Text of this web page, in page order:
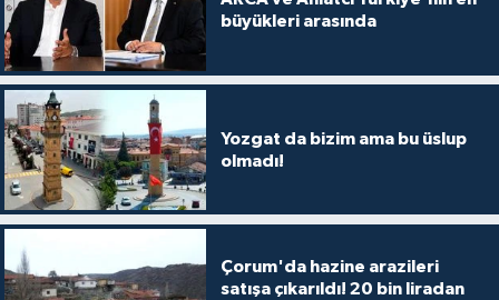
büyükleri arasında
Yozgat da bizim ama bu üslup
olmadı!
Çorum'da hazine arazileri
satışa çıkarıldı! 20 bin liradan